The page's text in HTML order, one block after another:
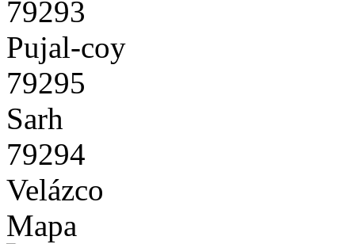
79293
Pujal-coy
79295
Sarh
79294
Velázco
Mapa